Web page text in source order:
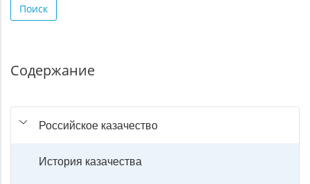
строку
для
Поиск
Содержание
Российское казачество
История казачества